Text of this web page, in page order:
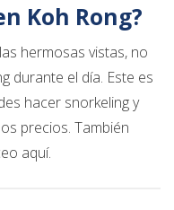
Koh Rong?
hermosas vistas, no
durante el día. Este es
hacer snorkeling y
precios. También
aquí.